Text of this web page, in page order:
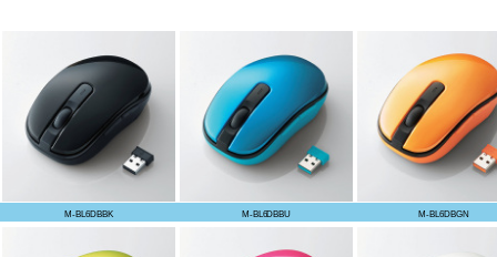
M-BL6DBBK M-BL6DBBU M-BL6DBGN